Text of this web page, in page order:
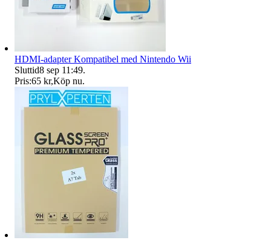
HDMI-adapter Kompatibel med Nintendo Wii
Sluttid8 sep 11:49.
Pris:65 kr,Köp nu.